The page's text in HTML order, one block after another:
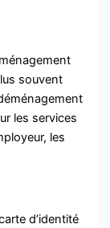
souvent
les services
les
d’identité